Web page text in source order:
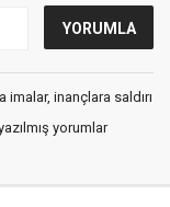
inançlara saldırı
yorumlar